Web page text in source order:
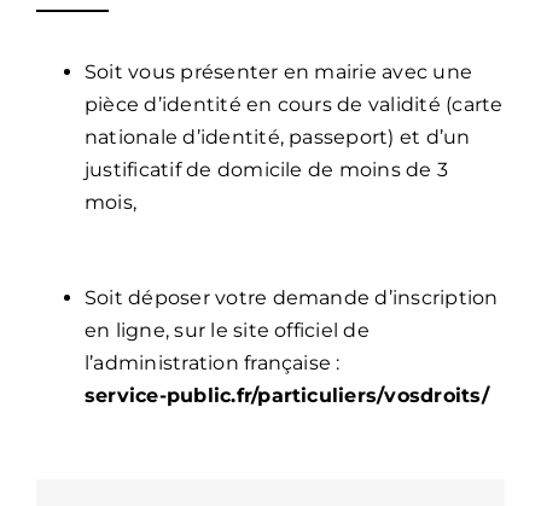
Soit vous présenter en mairie avec une
pièce d’identité en cours de validité (carte
nationale d’identité, passeport) et d’un
justificatif de domicile de moins de 3
mois,
Soit déposer votre demande d’inscription
en ligne, sur le site officiel de
l’administration française :
service-public.fr/particuliers/vosdroits/